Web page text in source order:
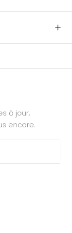
à jour,
encore.